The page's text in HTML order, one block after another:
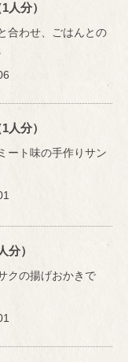
1人分）
合わせ、ごはんとの
1人分）
ート味の手作りサン
分）
クの揚げおかきで